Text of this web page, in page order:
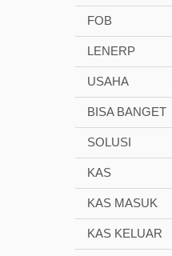
FOB
LENERP
USAHA
BISA BANGET
SOLUSI
KAS
KAS MASUK
KAS KELUAR